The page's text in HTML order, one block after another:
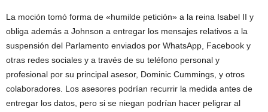
La moción tomó forma de «humilde petición» a la reina Isabel II y
obliga además a Johnson a entregar los mensajes relativos a la
suspensión del Parlamento enviados por WhatsApp, Facebook y
otras redes sociales y a través de su teléfono personal y
profesional por su principal asesor, Dominic Cummings, y otros
colaboradores. Los asesores podrían recurrir la medida antes de
entregar los datos, pero si se niegan podrían hacer peligrar al